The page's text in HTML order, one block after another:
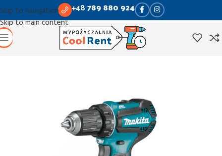
Skip to navigation
Skip to main content
+48789 880 924